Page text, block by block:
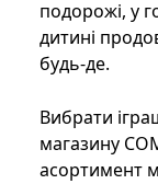
подорожі, у
дитині
будь-де.
Вибрати
магазину
асортимент